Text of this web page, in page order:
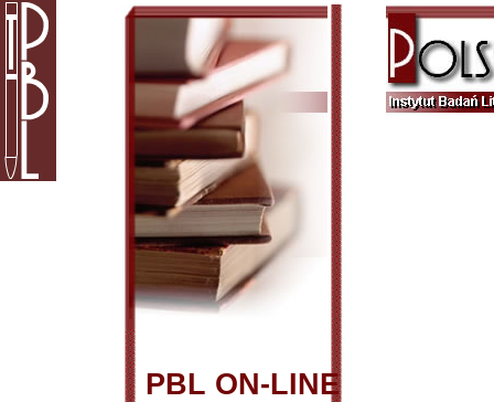
PBL ON-LINE